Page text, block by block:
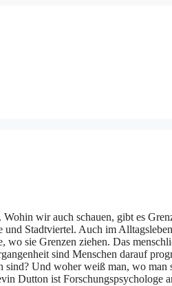
wir auch schauen, gibt es
Stadtviertel. Auch im
sie Grenzen ziehen. Das
sind Menschen darauf
sind? Und woher weiß man, wo
Dutton ist